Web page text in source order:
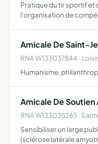
Pratique du tir sportif et
l'organisation de
Amicale De Saint-
RNA W133037844 ·
Humanisme,
Amicale De
RNA W133035265 ·
Sensibiliser un large
(sclérose latérale